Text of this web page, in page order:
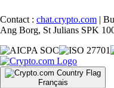
Contact : chat.crypto.com |
Ang Borg, St Julians SPK
Français